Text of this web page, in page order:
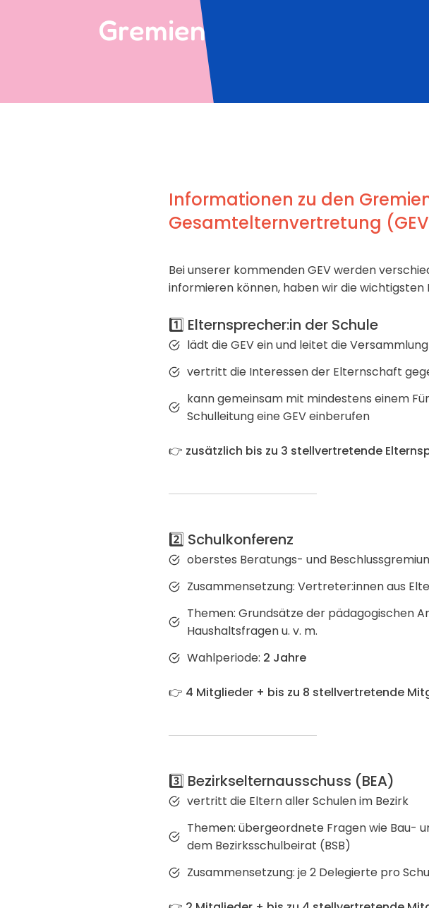
Gremien
Informationen zu den
Gesamtelternvertretung
Bei unserer kommenden GEV werden
informieren können, haben wir die
1️⃣ Elternsprecher:in der Schule
lädt die GEV ein und leitet die Versammlung
vertritt die Interessen der Elternschaft
kann gemeinsam mit mindestens einem
Schulleitung eine GEV einberufen
👉 zusätzlich bis zu 3 stellvertretende
2️⃣ Schulkonferenz
oberstes Beratungs- und
Zusammensetzung: Vertreter:innen aus
Themen: Grundsätze der pädagogischen
Haushaltsfragen u. v. m.
Wahlperiode: 2 Jahre
👉 4 Mitglieder + bis zu 8 stellvertretende
3️⃣ Bezirkselternausschuss (BEA)
vertritt die Eltern aller Schulen im Bezirk
Themen: übergeordnete Fragen wie Bau-
dem Bezirksschulbeirat (BSB)
Zusammensetzung: je 2 Delegierte pro